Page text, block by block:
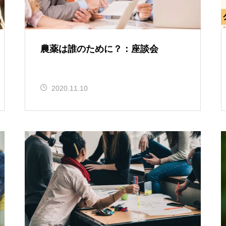
農薬は誰のために？：座談会
2020.11.10